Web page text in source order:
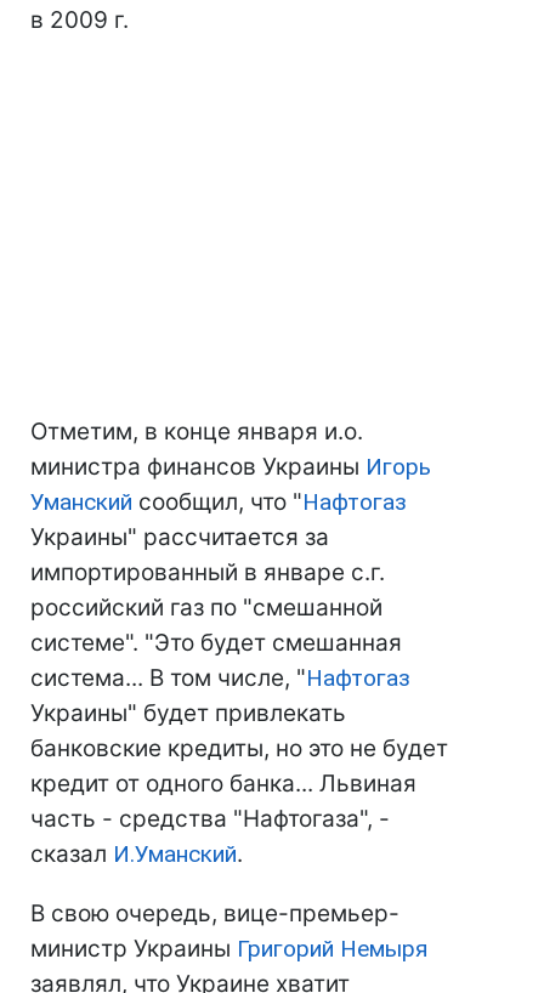
в 2009 г.
Отметим, в конце января и.о.
министра финансов Украины Игорь
Уманский сообщил, что "Нафтогаз
Украины" рассчитается за
импортированный в январе с.г.
российский газ по "смешанной
системе". "Это будет смешанная
система... В том числе, "Нафтогаз
Украины" будет привлекать
банковские кредиты, но это не будет
кредит от одного банка... Львиная
часть - средства "Нафтогаза", -
сказал И.Уманский.
В свою очередь, вице-премьер-
министр Украины Григорий Немыря
заявлял, что Украине хватит